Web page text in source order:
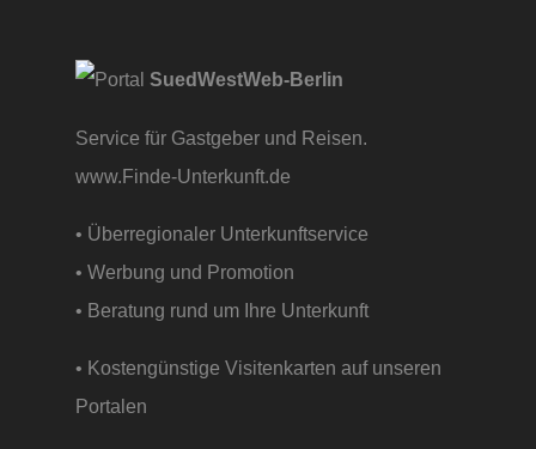
SuedWestWeb-Berlin
Service für Gastgeber und Reisen.
www.Finde-Unterkunft.de
• Überregionaler Unterkunftservice
• Werbung und Promotion
• Beratung rund um Ihre Unterkunft
• Kostengünstige Visitenkarten auf unseren
Portalen